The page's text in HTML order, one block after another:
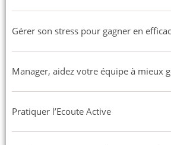
Gérer son stress pour gagner en
Manager, aidez votre équipe à mieux
Pratiquer l’Ecoute Active